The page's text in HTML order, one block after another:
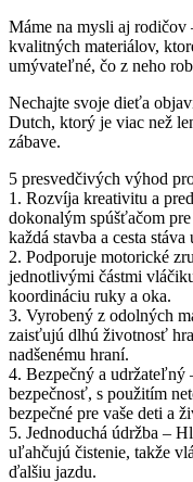
Máme na mysli aj
kvalitných materiálov,
umývateľné, čo z neho
Nechajte svoje dieťa
Dutch, ktorý je viac než
zábave.
5 presvedčivých výhod
1. Rozvíja kreativitu a
dokonalým spúšťačom
každá stavba a cesta
2. Podporuje motorické
jednotlivými částmi
koordináciu ruky a oka.
3. Vyrobený z odolných
zaisťujú dlhú životnosť
nadšenému hraní.
4. Bezpečný a udržateľný
bezpečnosť, s použitím
bezpečné pre vaše deti a
5. Jednoduchá údržba –
uľahčujú čistenie, takže
ďalšiu jazdu.